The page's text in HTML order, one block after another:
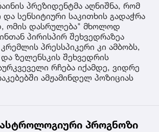
პრეზიდენტმა აღნიშნა, რომ
სენსიტიური საკითხის გადაჭრა
ომის დასრულება" მხოლოდ
პირისპირ შეხვედრაზეა
პრესსპიკერი კი ამბობს,
ზელენსკის შეხვედრის
რჩება იქამდე, ვიდრე
ამჟამინდელ პოზიციას
ასტროლოგიური პროგნოზი